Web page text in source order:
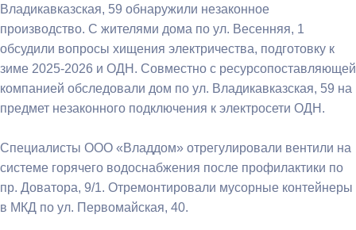
Владикавказская, 59 обнаружили незаконное
производство. С жителями дома по ул. Весенняя, 1
обсудили вопросы хищения электричества, подготовку к
зиме 2025-2026 и ОДН. Совместно с ресурсопоставляющей
компанией обследовали дом по ул. Владикавказская, 59 на
предмет незаконного подключения к электросети ОДН.
Специалисты ООО «Владдом» отрегулировали вентили на
системе горячего водоснабжения после профилактики по
пр. Доватора, 9/1. Отремонтировали мусорные контейнеры
в МКД по ул. Первомайская, 40.